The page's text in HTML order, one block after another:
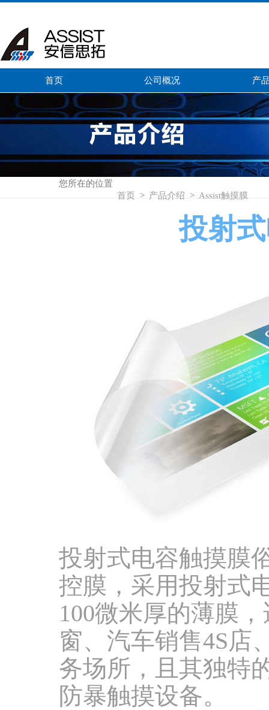
首页 公司概况 产
您所在的位置 首页 > 产品介绍 > Assist触摸膜
投射
投射式电容触摸膜
控膜，采用投射式
100微米厚的薄膜
窗、汽车销售4S店
务场所，且其独特
防暴触摸设备。